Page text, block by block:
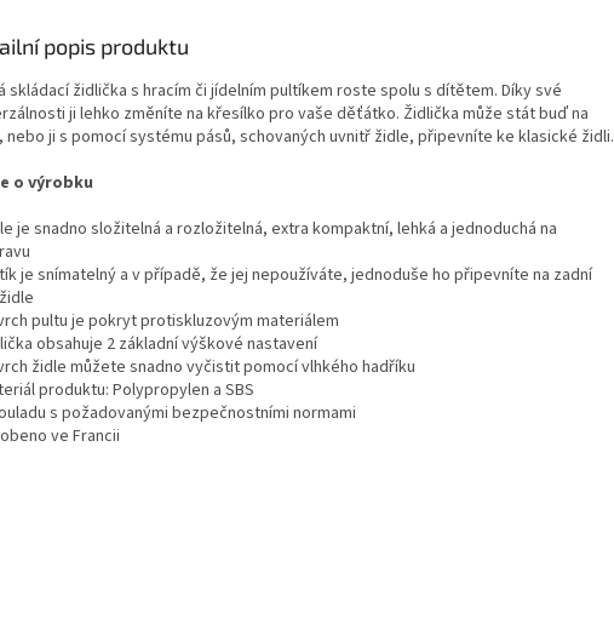
popis produktu
skládací židlička s hracím či jídelním pultíkem roste spolu s dítětem. Díky své
ji lehko změníte na křesílko pro vaše děťátko. Židlička může stát buď na
nebo ji s pomocí systému pásů, schovaných uvnitř židle, připevníte ke klasické židli.
o výrobku
je snadno složitelná a rozložitelná, extra kompaktní, lehká a jednoduchá na
je snímatelný a v případě, že jej nepoužíváte, jednoduše ho připevníte na zadní
pultu je pokryt protiskluzovým materiálem
obsahuje 2 základní výškové nastavení
židle můžete snadno vyčistit pomocí vlhkého hadříku
produktu: Polypropylen a SBS
s požadovanými bezpečnostními normami
ve Francii